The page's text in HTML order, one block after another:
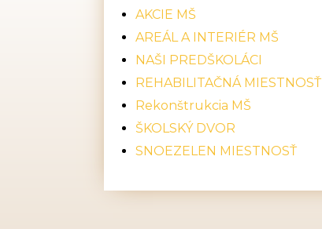
AKCIE MŠ
AREÁL A INTERIÉR MŠ
NAŠI PREDŠKOLÁCI
REHABILITAČNÁ MIESTNOSŤ
Rekonštrukcia MŠ
ŠKOLSKÝ DVOR
SNOEZELEN MIESTNOSŤ